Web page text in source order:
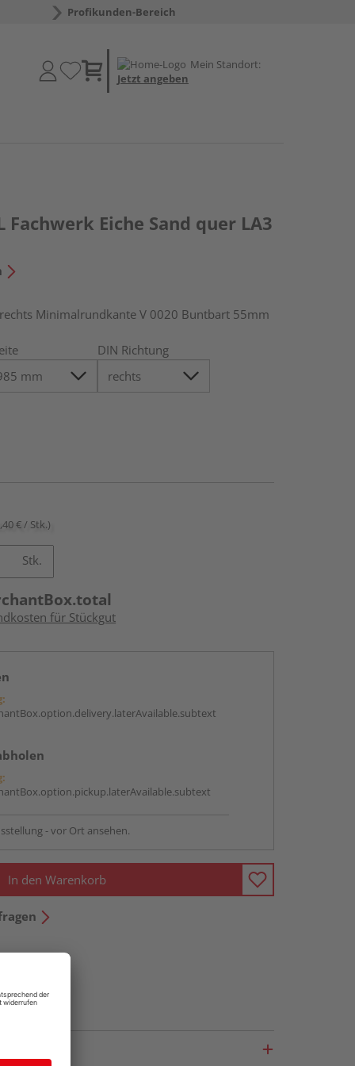
Profikunden-Bereich
Mein Standort:
Jetzt angeben
Eiche Sand quer LA3
Minimalrundkante V 0020 Buntbart 55mm
DIN Richtung
€ / Stk.)
Stk.
für Stückgut
- vor Ort ansehen.
In den Warenkorb